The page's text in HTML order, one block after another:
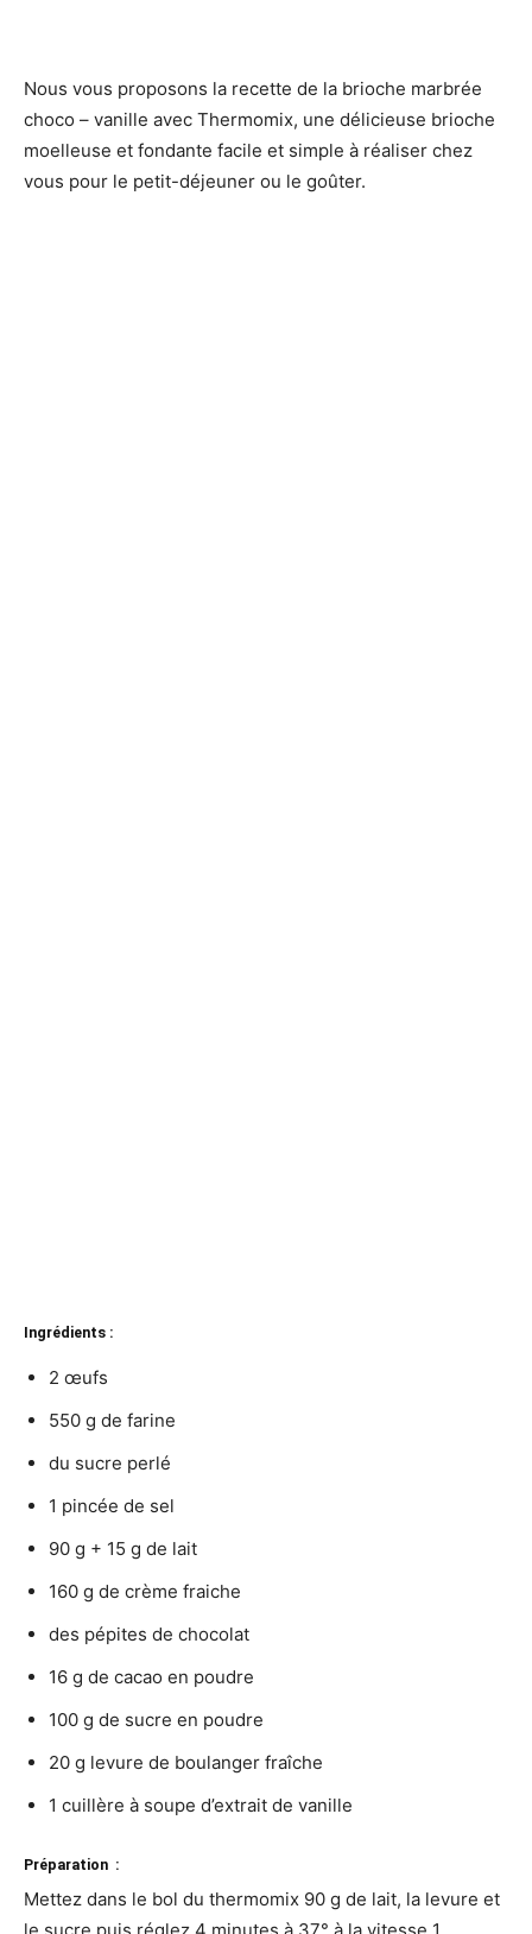
Nous vous proposons la recette de la brioche marbrée
choco – vanille avec Thermomix, une délicieuse brioche
moelleuse et fondante facile et simple à réaliser chez
vous pour le petit-déjeuner ou le goûter.
Ingrédients :
2 œufs
550 g de farine
du sucre perlé
1 pincée de sel
90 g + 15 g de lait
160 g de crème fraiche
des pépites de chocolat
16 g de cacao en poudre
100 g de sucre en poudre
20 g levure de boulanger fraîche
1 cuillère à soupe d’extrait de vanille
Préparation :
Mettez dans le bol du thermomix 90 g de lait, la levure et
le sucre puis réglez 4 minutes à 37° à la vitesse 1.